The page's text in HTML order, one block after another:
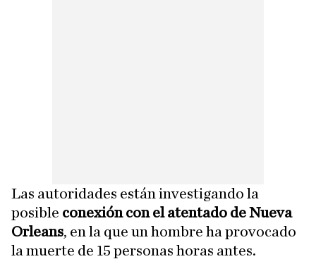
Las autoridades están investigando la
posible conexión con el atentado de Nueva
Orleans, en la que un hombre ha provocado
la muerte de 15 personas horas antes.